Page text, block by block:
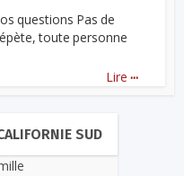
questions Pas de
toute personne
Lire ...
SUD